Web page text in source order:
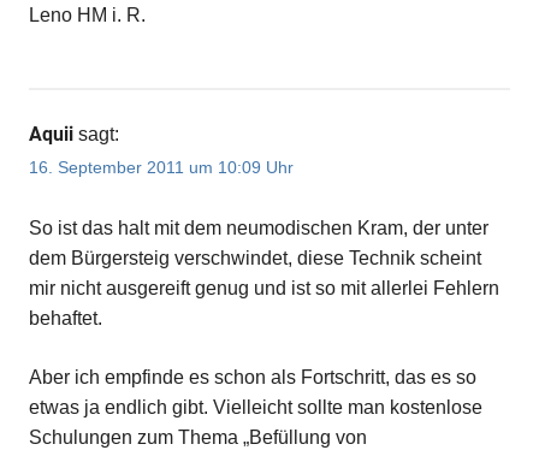
Leno HM i. R.
Aquii sagt:
16. September 2011 um 10:09 Uhr
So ist das halt mit dem neumodischen Kram, der unter
dem Bürgersteig verschwindet, diese Technik scheint
mir nicht ausgereift genug und ist so mit allerlei Fehlern
behaftet.
Aber ich empfinde es schon als Fortschritt, das es so
etwas ja endlich gibt. Vielleicht sollte man kostenlose
Schulungen zum Thema „Befüllung von